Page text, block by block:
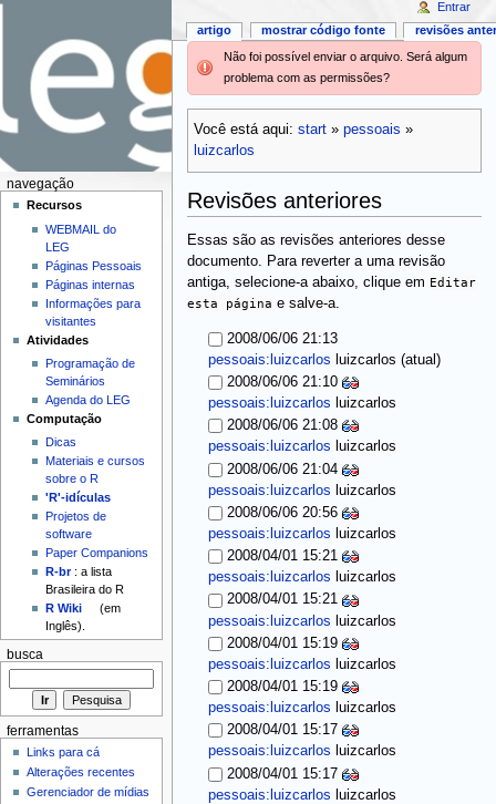
Não foi possível enviar o arquivo. Será algum
problema com as permissões?
Você está aqui: start» pessoais »
luizcarlos
Revisões anteriores
Essas são as revisões anteriores desse
documento. Para reverter a uma revisão
antiga, selecione-a abaixo, clique em Editar
esta página e salve-a.
2008/06/06 21:13
pessoais:luizcarlos luizcarlos (atual)
2008/06/06 21:10
pessoais:luizcarlos luizcarlos
2008/06/06 21:08
pessoais:luizcarlos luizcarlos
2008/06/06 21:04
pessoais:luizcarlos luizcarlos
2008/06/06 20:56
pessoais:luizcarlos luizcarlos
2008/04/01 15:21
pessoais:luizcarlos luizcarlos
2008/04/01 15:21
pessoais:luizcarlos luizcarlos
2008/04/01 15:19
pessoais:luizcarlos luizcarlos
2008/04/01 15:19
pessoais:luizcarlos luizcarlos
2008/04/01 15:17
pessoais:luizcarlos luizcarlos
2008/04/01 15:17
pessoais:luizcarlos luizcarlos
artigo mostrar código fonte revisões
Entrar
navegação
Recursos
WEBMAIL do
LEG
Páginas Pessoais
Páginas internas
Informações para
visitantes
Atividades
Programação de
Seminários
Agenda do LEG
Computação
Dicas
Materiais e cursos
sobre o R
'R'-idículas
Projetos de
software
Paper Companions
R-br: a lista
Brasileira do R
R Wiki
(em
Inglês).
busca
ferramentas
Links para cá
Alterações recentes
Gerenciador de mídias